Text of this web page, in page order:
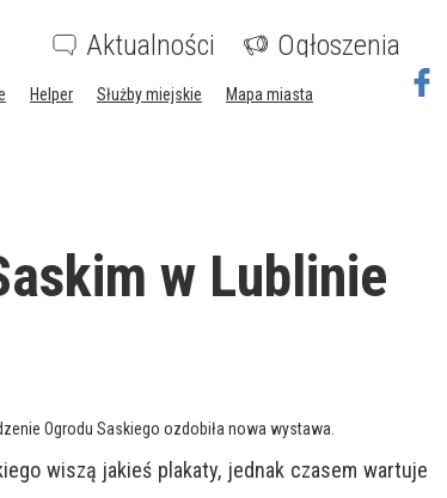
Aktualności Ogłoszenia
Helper Służby miejskie
Mapa miasta
w Lublinie
Ogrodu Saskiego ozdobiła nowa wystawa.
wiszą jakieś plakaty, jednak czasem wartuje